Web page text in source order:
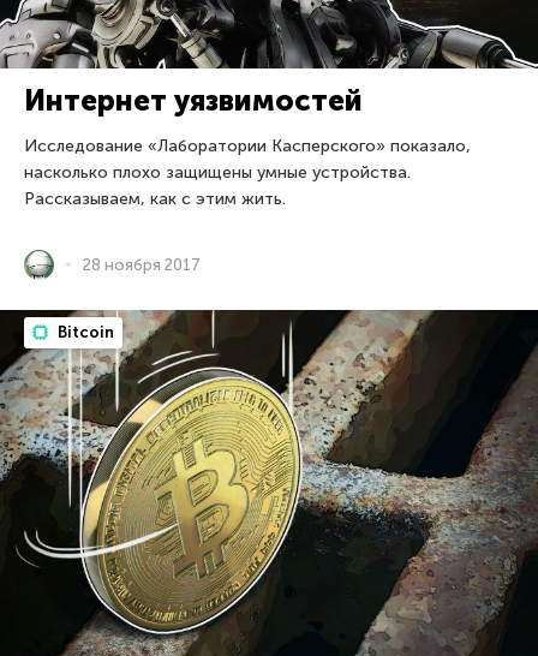
Интернет уязвимостей
Исследование «Лаборатории Касперского» показало,
насколько плохо защищены умные устройства.
Рассказываем, как с этим жить.
28 ноября 2017
Bitcoin